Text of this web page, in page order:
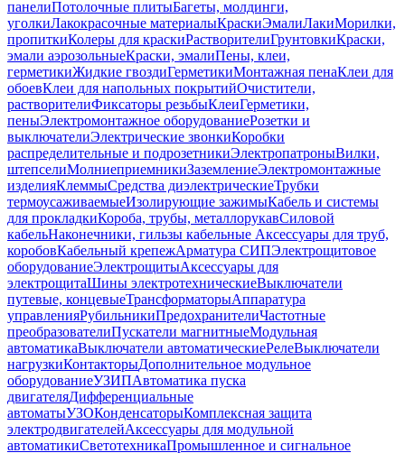
панелиПотолочные плитыБагеты, молдинги,
уголкиЛакокрасочные материалыКраскиЭмалиЛакиМорилки,
пропиткиКолеры для краскиРастворителиГрунтовкиКраски,
эмали аэрозольныеКраски, эмалиПены, клеи,
герметикиЖидкие гвоздиГерметикиМонтажная пенаКлеи для
обоевКлеи для напольных покрытийОчистители,
растворителиФиксаторы резьбыКлеиГерметики,
пеныЭлектромонтажное оборудованиеРозетки и
выключателиЭлектрические звонкиКоробки
распределительные и подрозетникиЭлектропатроныВилки,
штепселиМолниеприемникиЗаземлениеЭлектромонтажные
изделияКлеммыСредства диэлектрическиеТрубки
термоусаживаемыеИзолирующие зажимыКабель и системы
для прокладкиКороба, трубы, металлорукавСиловой
кабельНаконечники, гильзы кабельные Аксессуары для труб,
коробовКабельный крепежАрматура СИПЭлектрощитовое
оборудованиеЭлектрощитыАксессуары для
электрощитаШины электротехническиеВыключатели
путевые, концевыеТрансформаторыАппаратура
управленияРубильникиПредохранителиЧастотные
преобразователиПускатели магнитныеМодульная
автоматикаВыключатели автоматическиеРелеВыключатели
нагрузкиКонтакторыДополнительное модульное
оборудованиеУЗИПАвтоматика пуска
двигателяДифференциальные
автоматыУЗОКонденсаторыКомплексная защита
электродвигателейАксессуары для модульной
автоматикиСветотехникаПромышленное и сигнальное